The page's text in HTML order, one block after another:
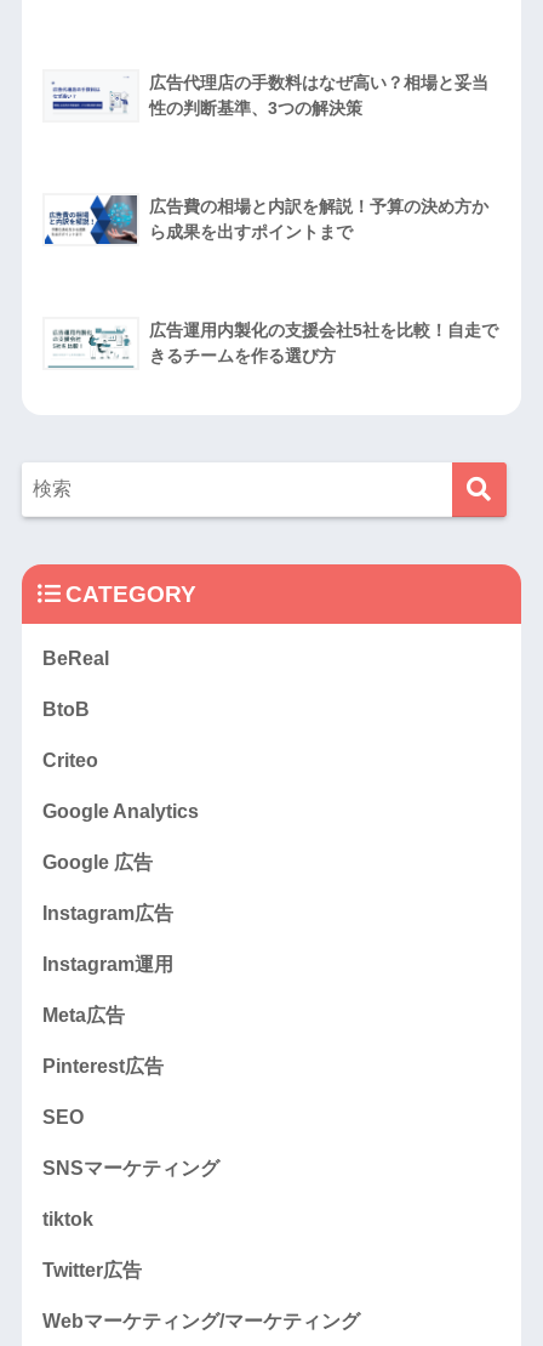
広告代理店の手数料はなぜ高い？相場と妥当
性の判断基準、3つの解決策
広告費の相場と内訳を解説！予算の決め方か
ら成果を出すポイントまで
広告運用内製化の支援会社5社を比較！自走で
きるチームを作る選び方
CATEGORY
BeReal
BtoB
Criteo
Google Analytics
Google 広告
Instagram広告
Instagram運用
Meta広告
Pinterest広告
SEO
SNSマーケティング
tiktok
Twitter広告
Webマーケティング/マーケティング